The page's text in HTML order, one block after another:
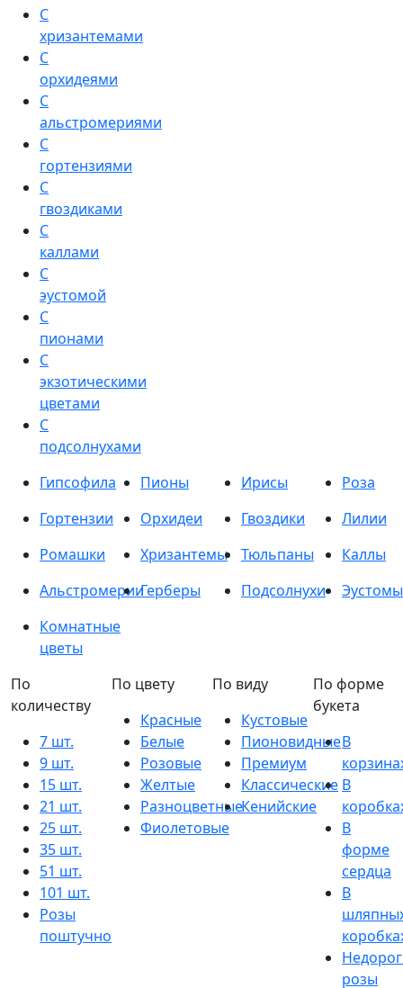
С
хризантемами
С
орхидеями
С
альстромериями
С
гортензиями
С
гвоздиками
С
каллами
С
эустомой
С
пионами
С
экзотическими
цветами
С
подсолнухами
Гипсофила
Пионы Ирисы
Роза
Гортензии
Орхидеи Гвоздики
Лилии
Ромашки
Хризантемы Тюльпаны
Каллы
АльстромерииГерберы Подсолнухи
Эустомы
Комнатные
цветы
По
количеству
7 шт.
9 шт.
15 шт.
21 шт.
25 шт.
35 шт.
51 шт.
101 шт.
Розы
поштучно
По цвету
Красные
Белые
Розовые
Желтые
Разноцветные
Фиолетовые
По виду
Кустовые
Пионовидные
Премиум
Классические
Кенийские
По форме
букета
В
В
В
форме
сердца
В
розы